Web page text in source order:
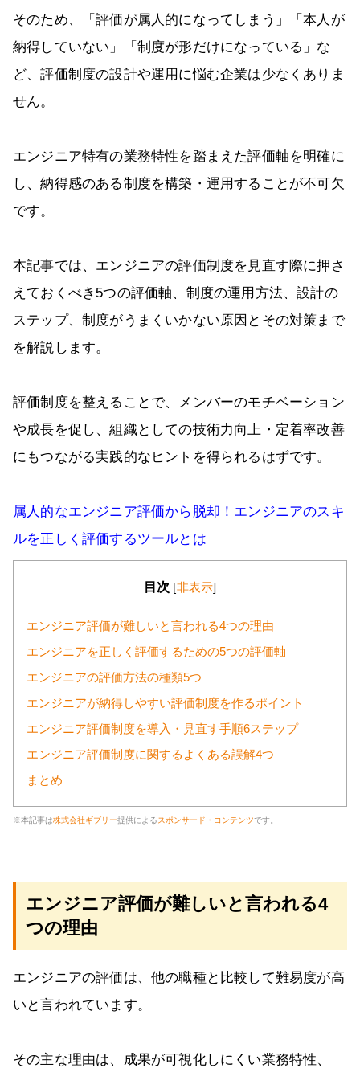
そのため、「評価が属人的になってしまう」「本人が
納得していない」「制度が形だけになっている」な
ど、評価制度の設計や運用に悩む企業は少なくありま
せん。
エンジニア特有の業務特性を踏まえた評価軸を明確に
し、納得感のある制度を構築・運用することが不可欠
です。
本記事では、エンジニアの評価制度を見直す際に押さ
えておくべき5つの評価軸、制度の運用方法、設計の
ステップ、制度がうまくいかない原因とその対策まで
を解説します。
評価制度を整えることで、メンバーのモチベーション
や成長を促し、組織としての技術力向上・定着率改善
にもつながる実践的なヒントを得られるはずです。
属人的なエンジニア評価から脱却！エンジニアのスキ
ルを正しく評価するツールとは
目次 [非表示]
エンジニア評価が難しいと言われる4つの理由
エンジニアを正しく評価するための5つの評価軸
エンジニアの評価方法の種類5つ
エンジニアが納得しやすい評価制度を作るポイント
エンジニア評価制度を導入・見直す手順6ステップ
エンジニア評価制度に関するよくある誤解4つ
まとめ
※本記事は株式会社ギブリー提供によるスポンサード・コンテンツです。
エンジニア評価が難しいと言われる4
つの理由
エンジニアの評価は、他の職種と比較して難易度が高
いと言われています。
その主な理由は、成果が可視化しにくい業務特性、